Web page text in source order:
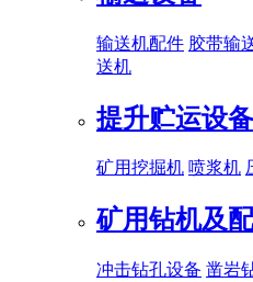
输送机配件 胶带输
送机
提升贮运设备
矿用挖掘机 喷浆机
矿用钻机及
冲击钻孔设备 凿岩